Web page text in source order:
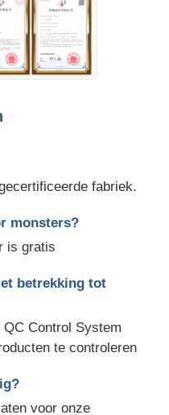
fabriek.
monsters?
is gratis
betrekking tot
Control System
te controleren
voor onze